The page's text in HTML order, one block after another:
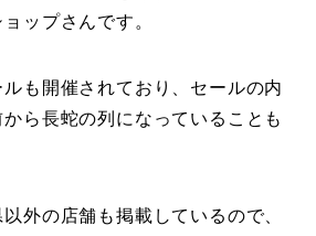
ップさんです。
も開催されており、セールの内
ら長蛇の列になっていることも
外の店舗も掲載しているので、